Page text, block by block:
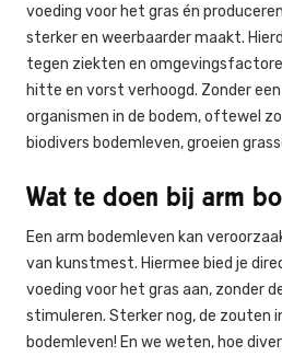
voeding voor het gras én
sterker en weerbaarder maakt.
tegen ziekten en
hitte en vorst verhoogd. Zonder
organismen in de bodem, oftewel
biodivers bodemleven, groeien
Wat te doen bij arm
Een arm bodemleven kan
van kunstmest. Hiermee bied je
voeding voor het gras aan, zonder
stimuleren. Sterker nog, de zouten
bodemleven! En we weten, hoe